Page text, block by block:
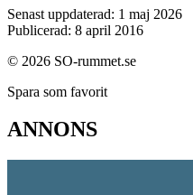
Senast uppdaterad: 1 maj 2026
Publicerad: 8 april 2016
© 2026 SO-rummet.se
Spara som favorit
ANNONS